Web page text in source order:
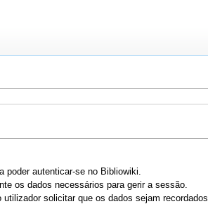
poder autenticar-se no Bibliowiki.
os dados necessários para gerir a sessão.
solicitar que os dados sejam recordados.